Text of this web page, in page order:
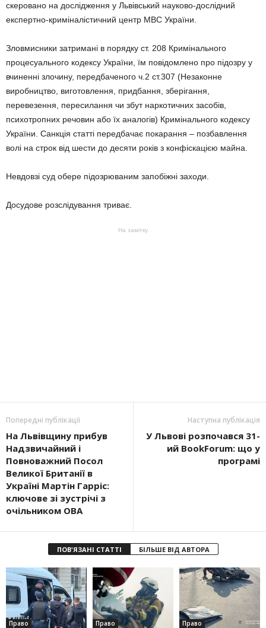
скеровано на дослідження у Львівський науково-дослідний
експертно-криміналістичний центр МВС України.
Зловмисники затримані в порядку ст. 208 Кримінального
процесуального кодексу України, їм повідомлено про підозру у
вчиненні злочину, передбаченого ч.2 ст.307 (Незаконне
виробництво, виготовлення, придбання, зберігання,
перевезення, пересилання чи збут наркотичних засобів,
психотропних речовин або їх аналогів) Кримінального кодексу
України. Санкція статті передбачає покарання – позбавлення
волі на строк від шести до десяти років з конфіскацією майна.
Невдовзі суд обере підозрюваним запобіжні заходи.
Досудове розслідування триває.
На замітку
Попередні публікації
На Львівщину прибув
Надзвичайний і
Повноважний Посол
Великої Британії в
Україні Мартін Гарріс:
ключове зі зустрічі з
очільником ОВА
Наступна публікація
У Львові розпочався 31-
ий BookForum: що у
програмі
ПОВ'ЯЗАНІ СТАТТІ БІЛЬШЕ ВІД АВТОРА
Право Право Право